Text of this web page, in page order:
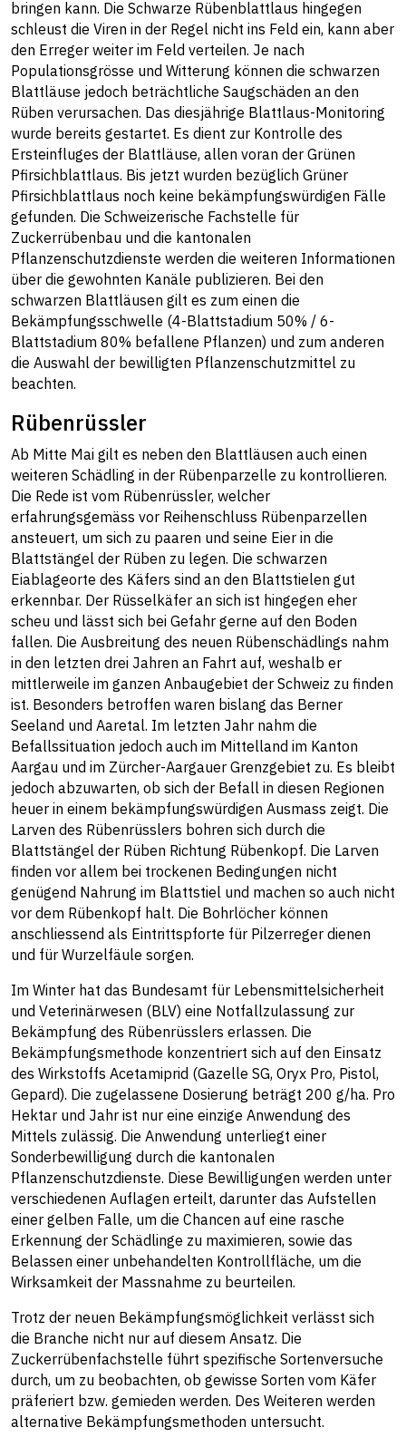
bringen kann. Die Schwarze Rübenblattlaus hingegen
schleust die Viren in der Regel nicht ins Feld ein, kann aber
den Erreger weiter im Feld verteilen. Je nach
Populationsgrösse und Witterung können die schwarzen
Blattläuse jedoch beträchtliche Saugschäden an den
Rüben verursachen. Das diesjährige Blattlaus-Monitoring
wurde bereits gestartet. Es dient zur Kontrolle des
Ersteinfluges der Blattläuse, allen voran der Grünen
Pfirsichblattlaus. Bis jetzt wurden bezüglich Grüner
Pfirsichblattlaus noch keine bekämpfungswürdigen Fälle
gefunden. Die Schweizerische Fachstelle für
Zuckerrübenbau und die kantonalen
Pflanzenschutzdienste werden die weiteren Informationen
über die gewohnten Kanäle publizieren. Bei den
schwarzen Blattläusen gilt es zum einen die
Bekämpfungsschwelle (4-Blattstadium 50% / 6-
Blattstadium 80% befallene Pflanzen) und zum anderen
die Auswahl der bewilligten Pflanzenschutzmittel zu
beachten.
Rübenrüssler
Ab Mitte Mai gilt es neben den Blattläusen auch einen
weiteren Schädling in der Rübenparzelle zu kontrollieren.
Die Rede ist vom Rübenrüssler, welcher
erfahrungsgemäss vor Reihenschluss Rübenparzellen
ansteuert, um sich zu paaren und seine Eier in die
Blattstängel der Rüben zu legen. Die schwarzen
Eiablageorte des Käfers sind an den Blattstielen gut
erkennbar. Der Rüsselkäfer an sich ist hingegen eher
scheu und lässt sich bei Gefahr gerne auf den Boden
fallen. Die Ausbreitung des neuen Rübenschädlings nahm
in den letzten drei Jahren an Fahrt auf, weshalb er
mittlerweile im ganzen Anbaugebiet der Schweiz zu finden
ist. Besonders betroffen waren bislang das Berner
Seeland und Aaretal. Im letzten Jahr nahm die
Befallssituation jedoch auch im Mittelland im Kanton
Aargau und im Zürcher-Aargauer Grenzgebiet zu. Es bleibt
jedoch abzuwarten, ob sich der Befall in diesen Regionen
heuer in einem bekämpfungswürdigen Ausmass zeigt. Die
Larven des Rübenrüsslers bohren sich durch die
Blattstängel der Rüben Richtung Rübenkopf. Die Larven
finden vor allem bei trockenen Bedingungen nicht
genügend Nahrung im Blattstiel und machen so auch nicht
vor dem Rübenkopf halt. Die Bohrlöcher können
anschliessend als Eintrittspforte für Pilzerreger dienen
und für Wurzelfäule sorgen.
Im Winter hat das Bundesamt für Lebensmittelsicherheit
und Veterinärwesen (BLV) eine Notfallzulassung zur
Bekämpfung des Rübenrüsslers erlassen. Die
Bekämpfungsmethode konzentriert sich auf den Einsatz
des Wirkstoffs Acetamiprid (Gazelle SG, Oryx Pro, Pistol,
Gepard). Die zugelassene Dosierung beträgt 200 g/ha. Pro
Hektar und Jahr ist nur eine einzige Anwendung des
Mittels zulässig. Die Anwendung unterliegt einer
Sonderbewilligung durch die kantonalen
Pflanzenschutzdienste. Diese Bewilligungen werden unter
verschiedenen Auflagen erteilt, darunter das Aufstellen
einer gelben Falle, um die Chancen auf eine rasche
Erkennung der Schädlinge zu maximieren, sowie das
Belassen einer unbehandelten Kontrollfläche, um die
Wirksamkeit der Massnahme zu beurteilen.
Trotz der neuen Bekämpfungsmöglichkeit verlässt sich
die Branche nicht nur auf diesem Ansatz. Die
Zuckerrübenfachstelle führt spezifische Sortenversuche
durch, um zu beobachten, ob gewisse Sorten vom Käfer
präferiert bzw. gemieden werden. Des Weiteren werden
alternative Bekämpfungsmethoden untersucht.